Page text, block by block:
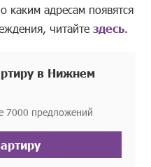
каким адресам появятся
читайтездесь.
в Нижнем
7000 предложений